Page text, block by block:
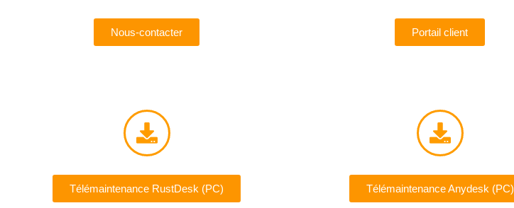
Nous-contacter Portail client
Télémaintenance RustDesk (PC) Télémaintenance Anydesk (PC)